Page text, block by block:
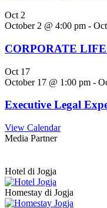
Oct 2
October 2 @ 4:00 pm -
CORPORATE
Oct 17
October 17 @ 1:00 pm -
Executive Legal
View Calendar
Media Partner
Hotel di Jogja
Homestay di Jogja